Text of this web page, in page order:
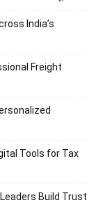
India’s
Freight
Tools for Tax
Build Trust